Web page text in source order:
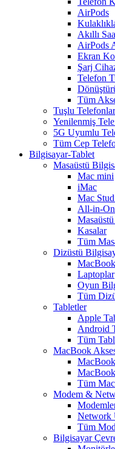
AirPods
Akıllı
AirPods
Ekran
Şarj
Telefon
Tüm
Tuşlu Telefonlar
Yenilenmiş
5G Uyumlu
Tüm Cep
Bilgisayar-Tablet
Masaüstü
Mac mini
iMac
Mac
All-in-
Kasalar
Tüm
Dizüstü
MacBook
Laptoplar
Oyun
Tüm
Tabletler
Apple
Android
Tüm
MacBook
MacBook
Tüm
Modem &
Network
Tüm
Bilgisayar